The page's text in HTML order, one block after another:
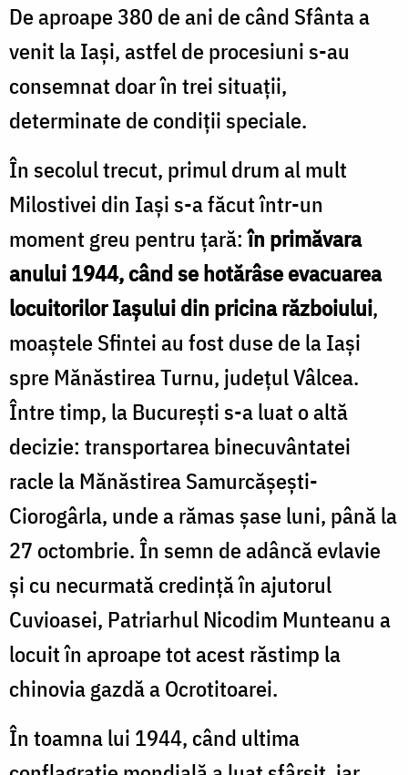
De aproape 380 de ani de când Sfânta a
venit la Iași, astfel de procesiuni s-au
consemnat doar în trei situații,
determinate de condiții speciale.
În secolul trecut, primul drum al mult
Milostivei din Iași s-a făcut într-un
moment greu pentru ţară:în primăvara
anului 1944, când se hotărâse evacuarea
locuitorilor Iașului din pricina războiului,
moaştele Sfintei au fost duse de la Iași
spre Mănăstirea Turnu, judeţul Vâlcea.
Între timp, la Bucureşti s-a luat o altă
decizie: transportarea binecuvântatei
racle la Mănăstirea Samurcăşeşti-
Ciorogârla, unde a rămas şase luni, până la
27 octombrie. În semn de adâncă evlavie
și cu necurmată credință în ajutorul
Cuvioasei, Patriarhul Nicodim Munteanu a
locuit în aproape tot acest răstimp la
chinovia gazdă a Ocrotitoarei.
În toamna lui 1944, când ultima